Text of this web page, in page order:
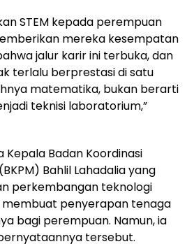
STEM kepada perempuan
mereka kesempatan
jalur karir ini terbuka, dan
terlalu berprestasi di satu
matematika, bukan berarti
teknisi laboratorium,”
Kepala Badan Koordinasi
Bahlil Lahadalia yang
perkembangan teknologi
penyerapan tenaga
bagi perempuan. Namun, ia
tersebut.